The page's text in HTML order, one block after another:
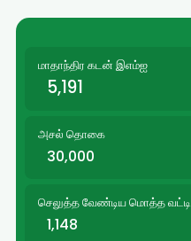
மாதாந்திர கடன் இஎம்ஐ
5,191
அசல் தொகை
30,000
செலுத்த வேண்டிய மொத்த வட்டி
1,148